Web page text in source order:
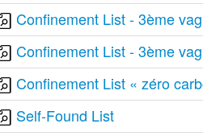
Confinement List - 3ème
Confinement List - 3ème
Confinement List « zéro
Self-Found List